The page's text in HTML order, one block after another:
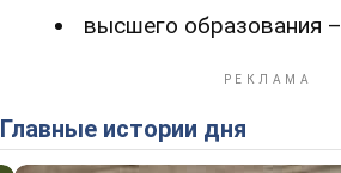
высшего образования –
Главные истории дня